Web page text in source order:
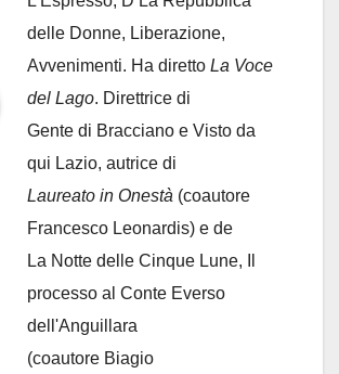
delle Donne, Liberazione,
Avvenimenti. Ha diretto La Voce
del Lago. Direttrice di
Gente di Bracciano e Visto da
qui Lazio, autrice di
Laureato in Onestà (coautore
Francesco Leonardis) e de
La Notte delle Cinque Lune, Il
processo al Conte Everso
dell'Anguillara
(coautore Biagio